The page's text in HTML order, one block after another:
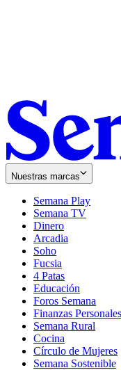
Nuestras marcas
Semana Play
Semana TV
Dinero
Arcadia
Soho
in
new
window
Fucsia
in
new
window
4 Patas
Educación
Foros Semana
Finanzas Personales
Semana Rural
Cocina
Círculo de Mujeres
Semana Sostenible